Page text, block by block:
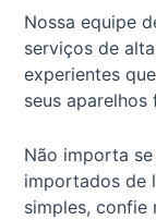
Nossa equipe
serviços de
experientes
seus
Não importa
importados de
simples, confie